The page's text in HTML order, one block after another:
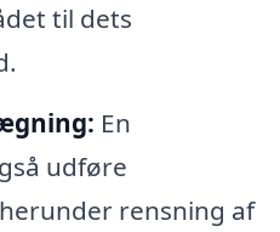
til dets
En
udføre
rensning af